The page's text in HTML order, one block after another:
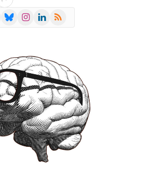
BlueskyInstagramLinkedIn
RSS